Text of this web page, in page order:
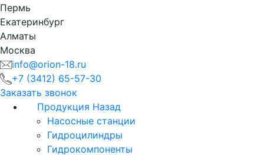
Пермь
Екатеринбург
Алматы
Москва
info@orion-18.ru
+7 (3412) 65-57-30
Заказать звонок
Продукция Назад
Насосные станции
Гидроцилиндры
Гидрокомпоненты